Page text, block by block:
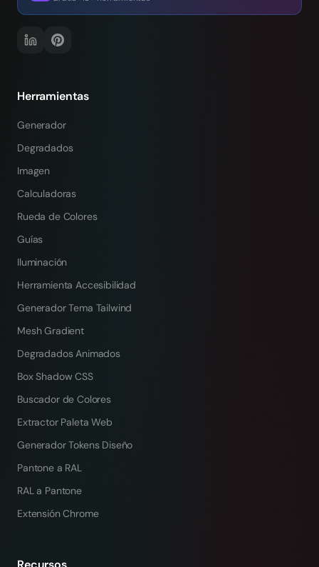
Herramientas
Generador
Degradados
Imagen
Calculadoras
Rueda de Colores
Guías
Iluminación
Herramienta Accesibilidad
Generador Tema Tailwind
Mesh Gradient
Degradados Animados
Box Shadow CSS
Buscador de Colores
Extractor Paleta Web
Generador Tokens Diseño
Pantone a RAL
RAL a Pantone
Extensión Chrome